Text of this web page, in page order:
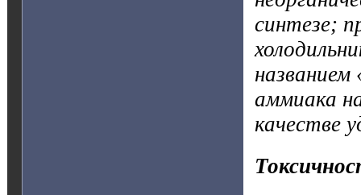
синтезе;
аммиака
качестве